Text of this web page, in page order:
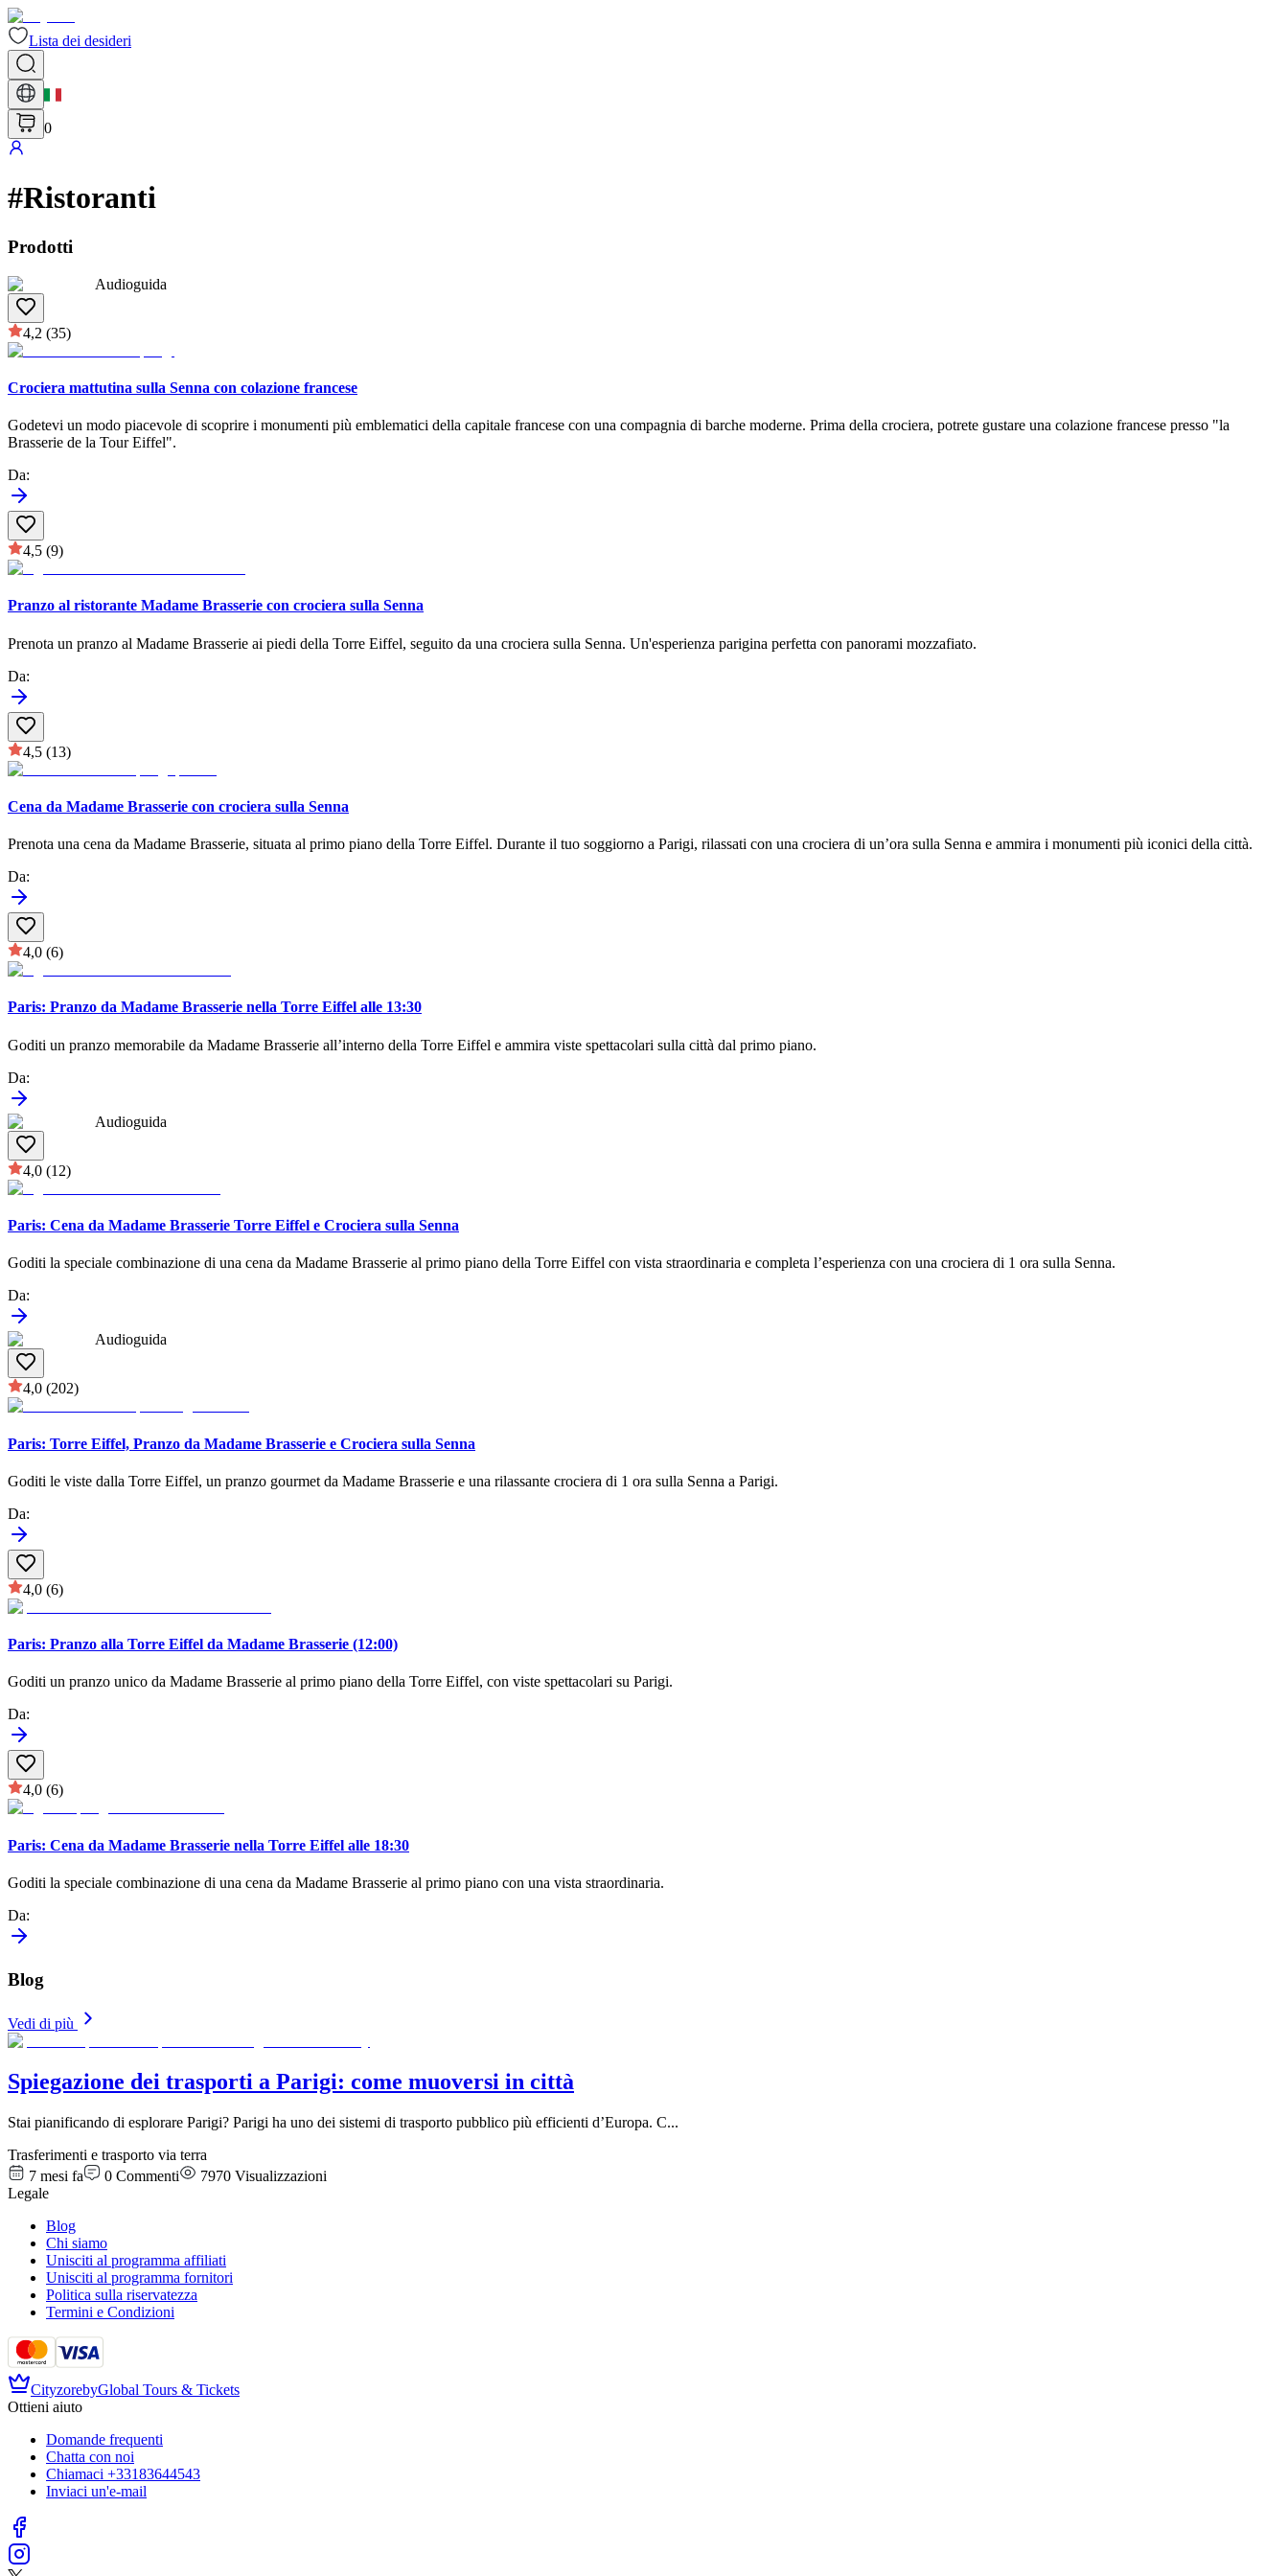
Lista dei desideri
0
#Ristoranti
Prodotti
Audioguida
4,2 (35)
Crociera mattutina sulla Senna con colazione francese
Godetevi un modo piacevole di scoprire i monumenti più emblematici della capitale francese con una compagnia di barche moderne. Prima della crociera, potrete gustare una colazione francese presso "la
Brasserie de la Tour Eiffel".
Da:
4,5 (9)
Pranzo al ristorante Madame Brasserie con crociera sulla Senna
Prenota un pranzo al Madame Brasserie ai piedi della Torre Eiffel, seguito da una crociera sulla Senna. Un'esperienza parigina perfetta con panorami mozzafiato.
Da:
4,5 (13)
Cena da Madame Brasserie con crociera sulla Senna
Prenota una cena da Madame Brasserie, situata al primo piano della Torre Eiffel. Durante il tuo soggiorno a Parigi, rilassati con una crociera di un’ora sulla Senna e ammira i monumenti più iconici della città.
Da:
4,0 (6)
Paris: Pranzo da Madame Brasserie nella Torre Eiffel alle 13:30
Goditi un pranzo memorabile da Madame Brasserie all’interno della Torre Eiffel e ammira viste spettacolari sulla città dal primo piano.
Da:
Audioguida
4,0 (12)
Paris: Cena da Madame Brasserie Torre Eiffel e Crociera sulla Senna
Goditi la speciale combinazione di una cena da Madame Brasserie al primo piano della Torre Eiffel con vista straordinaria e completa l’esperienza con una crociera di 1 ora sulla Senna.
Da:
Audioguida
4,0 (202)
Paris: Torre Eiffel, Pranzo da Madame Brasserie e Crociera sulla Senna
Goditi le viste dalla Torre Eiffel, un pranzo gourmet da Madame Brasserie e una rilassante crociera di 1 ora sulla Senna a Parigi.
Da:
4,0 (6)
Paris: Pranzo alla Torre Eiffel da Madame Brasserie (12:00)
Goditi un pranzo unico da Madame Brasserie al primo piano della Torre Eiffel, con viste spettacolari su Parigi.
Da:
4,0 (6)
Paris: Cena da Madame Brasserie nella Torre Eiffel alle 18:30
Goditi la speciale combinazione di una cena da Madame Brasserie al primo piano con una vista straordinaria.
Da:
Blog
Vedi di più
Spiegazione dei trasporti a Parigi: come muoversi in città
Stai pianificando di esplorare Parigi? Parigi ha uno dei sistemi di trasporto pubblico più efficienti d’Europa. C...
Trasferimenti e trasporto via terra
7 mesi fa
0 Commenti 7970 Visualizzazioni
Legale
Blog
Chi siamo
Unisciti al programma affiliati
Unisciti al programma fornitori
Politica sulla riservatezza
Termini e Condizioni
CityzorebyGlobal Tours & Tickets
Ottieni aiuto
Domande frequenti
Chatta con noi
Chiamaci +33183644543
Inviaci un'e-mail